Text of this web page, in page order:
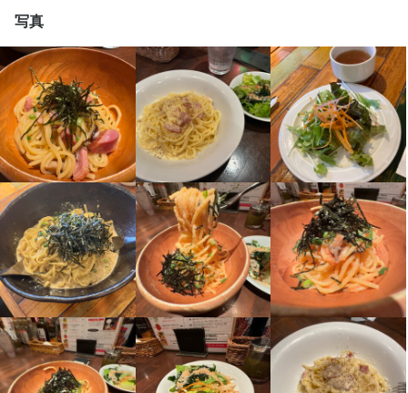
ビスマンとしてだけでなく、経営の勉強にもなります。料理人・
サービスマンとしてだけでなく、「商売人」として成長できるか
が最大のポイントです。
系列店4店舗と独立志望のメンバーと共に切磋琢磨し、本気で飲食
業を楽しんでいます。営業はランチタイムとディナータイムのみ
なので、混雑していない電車で通勤でき、その日のうちに帰宅す
ることも可能です。さらに、毎週日曜日が定休日で、お友達や家
族との時間も大切にすることをポリシーとしています。夏季休暇
や冬季休暇も基本的に4〜5日の連休があり、仕事も遊びも充実さ
せることができます。
写真仕事内容
『おいしい！』と言われることが生き甲斐だと感じる方を求めて
います。
これまでの経験を存分に活かせる職場です。ただし、フルオープ
ンキッチンのため、お客様の目の前で「料理を作りながらドリン
クのお代わりを聞く」などの接客サービスも求められます。料理
を作るだけで「おいしい」と言ってもらえる時代ではありませ
ん。そのあたりの仕事内容については経験を考慮してお話ししま
身に付くスキル
包丁さばき ピザ生地づくり・窯焼き 盛り付け技術 高級食材の知識
肉の知識
魚の知識
野菜の知識 チーズの知識 出店開業ノウハウ
店舗運営
メニュー開発
仕入れ・食材の目利き
基本的には飲食業で稼いでいく気持ちのある方を歓迎！
飲食業未経験でも「好きこそものの上手なれ」は本当なので、そ
ういった方の挑戦もお待ちしています！
当店は12坪の小型オープンキッチン店舗、お客様との距離が本当
に近いです。作った料理をお客様が召し上がっている表情もバッ
チリ見えますし、なにより「これおいしい！」といった声が直接
届くので楽しんで仕事ができる環境です。
また「いつか自分で店をやるんだ」という場合、いろいろ経営的
な部分も学べるお店であることは間違いありません。ぜひ1度お話
ししましょう！
身に付くスキル
カクテル技法 ワインの知識 ウイスキーの知識
リキュール・スピリッツの知識
店舗運営